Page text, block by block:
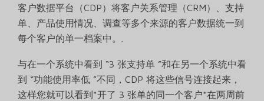
客户数据平台（CDP）将客户关系管理（CRM）、支持
单、产品使用情况、调查等多个来源的客户数据统一到
每个客户的单一档案中。.
与在一个系统中看到 “3 张支持单 ”和在另一个系统中看
到 “功能使用率低 ”不同，CDP 将这些信号连接起来，
这样您就可以看到*开了 3 张单的同一个客户*在两周前